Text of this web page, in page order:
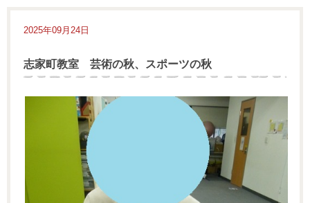
2025年09月24日
志家町教室 芸術の秋、スポーツの秋